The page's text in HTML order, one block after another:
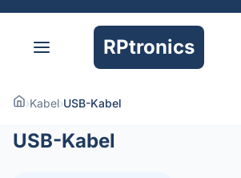
RPtronics
›Kabel›USB-Kabel
USB-Kabel